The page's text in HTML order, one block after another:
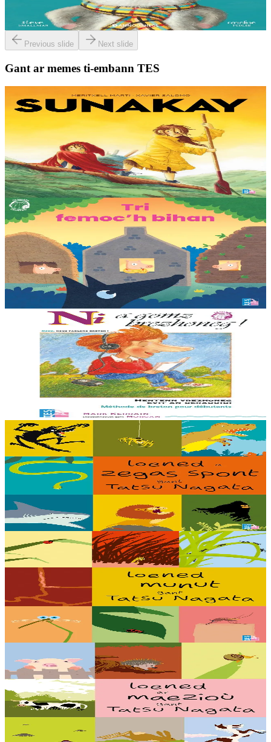
deiz en em gav gant ur broc’hig...
Er stok13,00 €
Previous slide Next slide
Gant ar memes ti-embann TES
TES
Sunakay
Deuet eo ar mor da vezañ ur pezh lennad loustoni hep netra vev
ennañ ken. Div c’hoar zo o chom war un enez plastik, o klask bevañ
evel ma c’hallont, e-touez al lastez....
Er stok25,00 €
3 bloaz hag ouzhpenn
TES
Tri femoc'h bihan
Ur wech e oa tri femoc’h bihan hag a veve eürus gant o zud. Un
deiz koulskoude e voe poent da bep hini kaout e di ! Ur rummad
savet a-ratozh evit ar vugale...
11 vloaz hag ouzhpenn
Ni a gomz brezhoneg
Un hentenn brezhoneg evit deraouidi al lise. En embannadur-mañ ez
eus ur c’hod el levr evit selaou an enrolladennoù enlinenn. Trede
embannadur.
23,00 €
5 bloaz hag ouzhpenn
TES
Loened a zegas spont
Debriñ kig a reont, toullañ a reont pejoù, yudal a reont pe gwelet en
noz hag an holl a laka bihan ha bras da grenañ : setu loened a zegas
spont gant ar...
Er stok16,00 €
TES
Loened munut
Dozviñ a reont vioù, flemmañ a reont, bevañ e tropadoù, nijal ha
gwech a vez ez eont a-stlej : setu loened munut gant ar c’helenner
Tatsu Nagata !...
TES
Loened ar maezioù
Speuñial a reont, debriñ geot, goañvaat, dindan an douar e vezont o
chom pe dozviñ vioù a reont : setu loened diwar ar maez gant ar
c’helenner Tastu Nagata !...